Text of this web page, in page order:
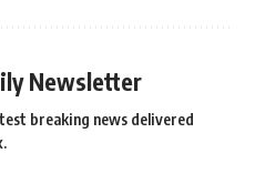
Newsletter
breaking news delivered